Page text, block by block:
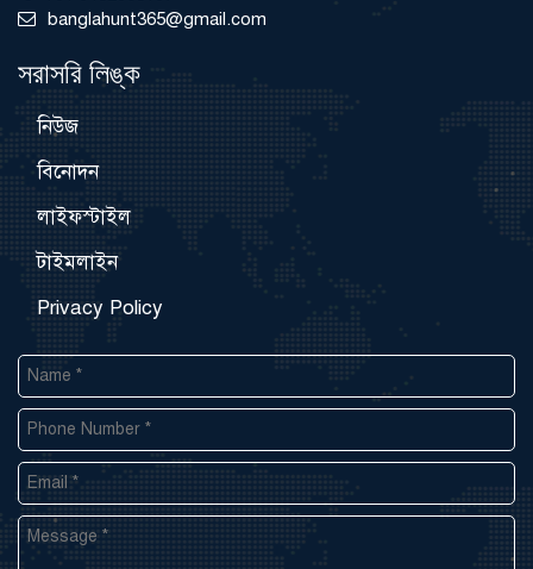
banglahunt365@gmail.com
সরাসরি লিঙ্ক
নিউজ
বিনোদন
লাইফস্টাইল
টাইমলাইন
Privacy Policy